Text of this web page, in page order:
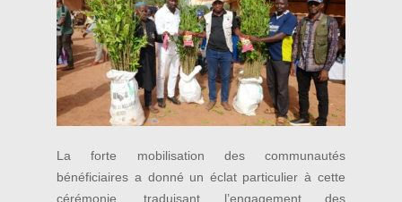
La forte mobilisation des communautés
bénéficiaires a donné un éclat particulier à cette
cérémonie, traduisant l’engagement des